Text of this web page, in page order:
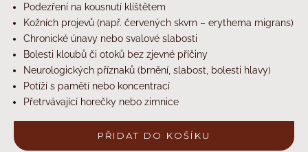
Podezření na kousnutí klíštětem
Kožních projevů (např. červených skvrn – erythema migrans)
Chronické únavy nebo svalové slabosti
Bolesti kloubů či otoků bez zjevné příčiny
Neurologických příznaků (brnění, slabost, bolesti hlavy)
Potíží s pamětí nebo koncentrací
Přetrvávající horečky nebo zimnice
PŘIDAT DO KOŠÍKU